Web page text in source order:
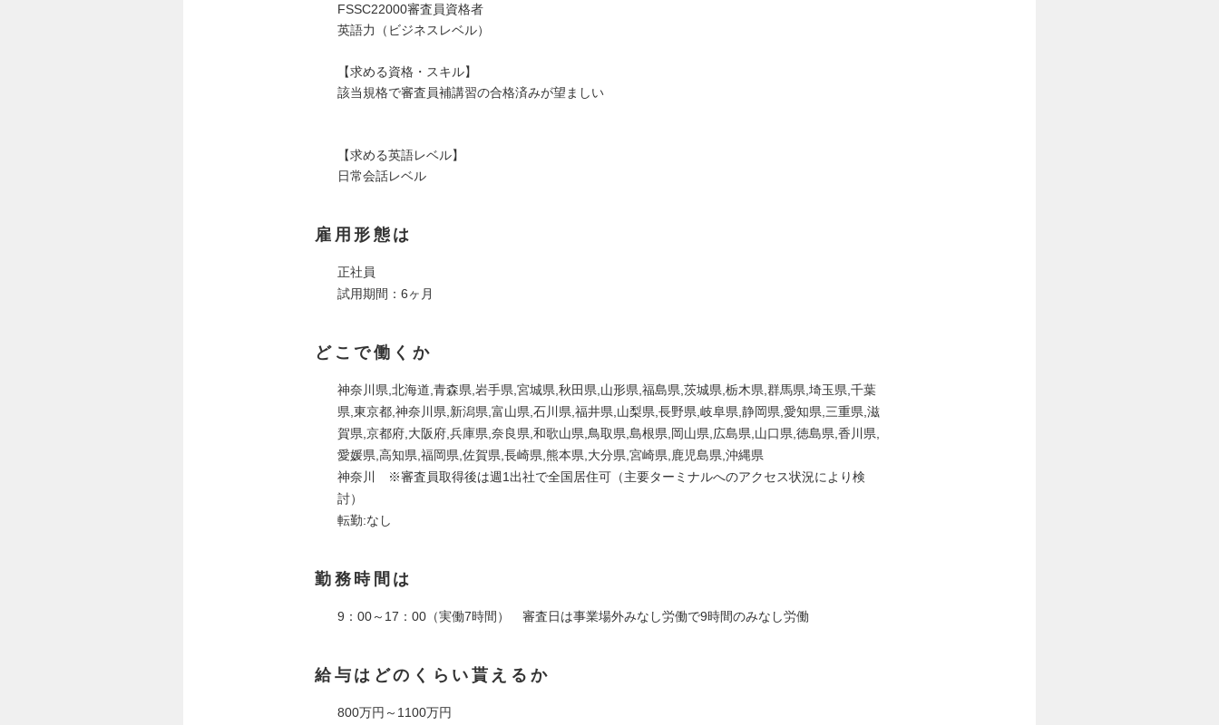
FSSC22000審査員資格者
英語力（ビジネスレベル）
【求める資格・スキル】
該当規格で審査員補講習の合格済みが望ましい
【求める英語レベル】
日常会話レベル
雇用形態は
正社員
試用期間：6ヶ月
どこで働くか
神奈川県,北海道,青森県,岩手県,宮城県,秋田県,山形県,福島県,茨城県,栃木県,群馬県,埼玉県,千葉
県,東京都,神奈川県,新潟県,富山県,石川県,福井県,山梨県,長野県,岐阜県,静岡県,愛知県,三重県,滋
賀県,京都府,大阪府,兵庫県,奈良県,和歌山県,鳥取県,島根県,岡山県,広島県,山口県,徳島県,香川県,
愛媛県,高知県,福岡県,佐賀県,長崎県,熊本県,大分県,宮崎県,鹿児島県,沖縄県
神奈川 ※審査員取得後は週1出社で全国居住可（主要ターミナルへのアクセス状況により検
討）
転勤:なし
勤務時間は
9：00～17：00（実働7時間） 審査日は事業場外みなし労働で9時間のみなし労働
給与はどのくらい貰えるか
800万円～1100万円